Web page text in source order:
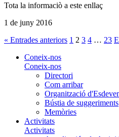
Tota la informaciò a este enllaç
1 de juny 2016
« Entrades anteriors 1 2 3 4 … 23
Coneix-nos
Coneix-nos
Directori
Com arribar
Organització
Bústia de suggeriments
Memòries
Activitats
Activitats